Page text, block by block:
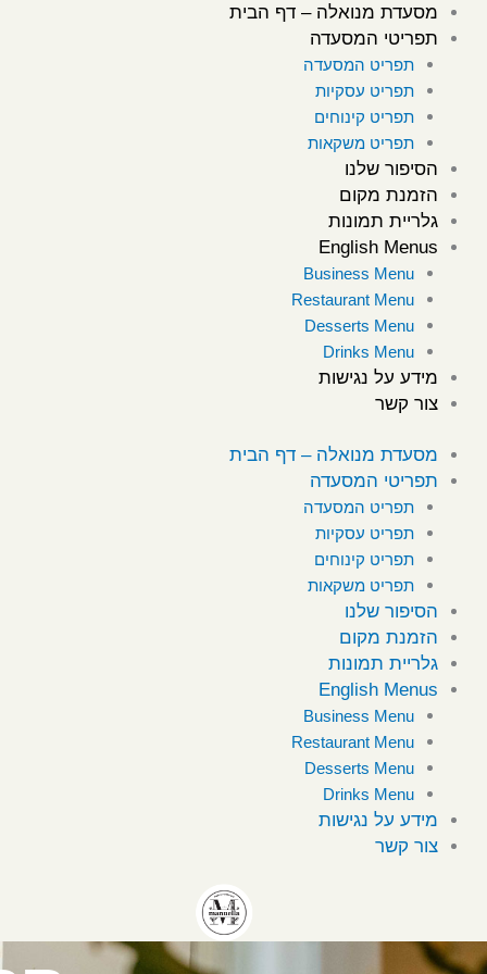
דילוג
לתוכן
מסעדת מנואלה – דף הבית
תפריטי המסעדה
תפריט המסעדה
תפריט עסקיות
תפריט קינוחים
תפריט משקאות
הסיפור שלנו
הזמנת מקום
גלריית תמונות
English Menus
Business Menu
Restaurant Menu
Desserts Menu
Drinks Menu
מידע על נגישות
צור קשר
מסעדת מנואלה – דף הבית
תפריטי המסעדה
תפריט המסעדה
תפריט עסקיות
תפריט קינוחים
תפריט משקאות
הסיפור שלנו
הזמנת מקום
גלריית תמונות
English Menus
Business Menu
Restaurant Menu
Desserts Menu
Drinks Menu
מידע על נגישות
צור קשר